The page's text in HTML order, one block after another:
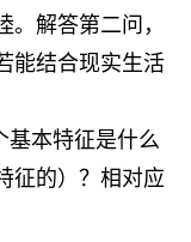
解答第二问，
能结合现实生活
基本特征是什么
征的）？相对应